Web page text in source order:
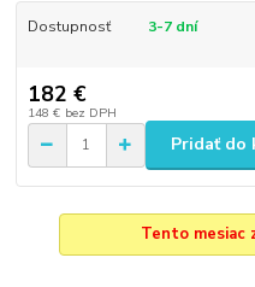
Dostupnosť 3-7 dní
182 €
148 € bez DPH
Pridať do
Tento mesiac